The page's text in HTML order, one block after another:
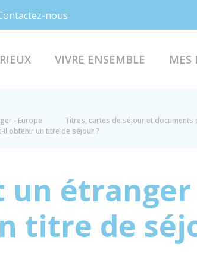
nous
VIVRE ENSEMBLE MES
- Europe
Titres, cartes de séjour et documents
il obtenir un titre de séjour ?
un
titre de